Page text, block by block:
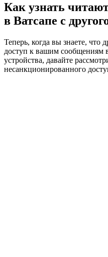
Как узнать
в Ватсапе с
Теперь, когда вы знаете, что
доступ к вашим сообщениям
устройства, давайте
несанкционированного